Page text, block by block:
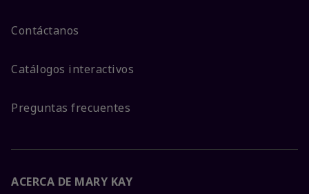
Contáctanos
Catálogos interactivos
Preguntas frecuentes
ACERCA DE MARY KAY